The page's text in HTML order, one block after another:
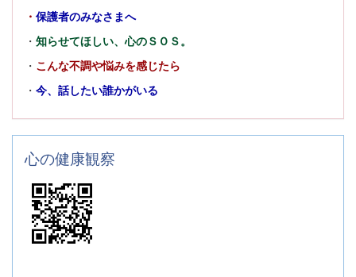
・ 保護者のみなさまへ
・ 知らせてほしい、心のＳＯＳ。
・ こんな不調や悩みを感じたら
・ 今、話したい誰かがいる
心の健康観察